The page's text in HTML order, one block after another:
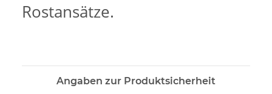
Rostansätze.
Angaben zur Produktsicherheit